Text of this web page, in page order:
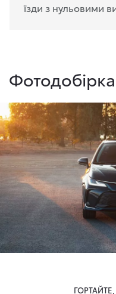
їзди з нульовими
Фотодобірка